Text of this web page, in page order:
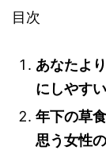
目次
あなたよ
にしやす
年下の草
思う女性